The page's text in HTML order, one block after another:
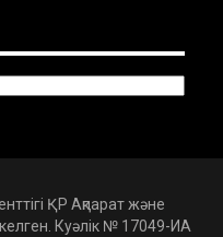
ҚР Ақпарат және
Куәлік № 17049-ИА